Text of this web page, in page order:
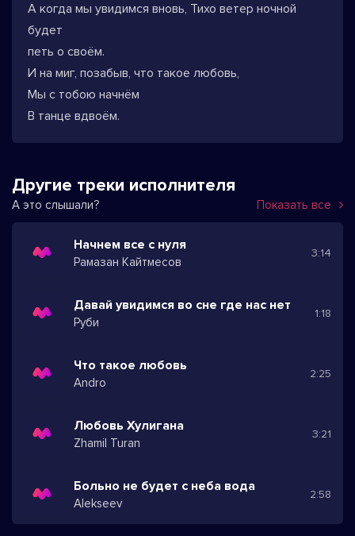
А когда мы увидимся вновь, Тихо ветер ночной
будет
петь о своём.
И на миг, позабыв, что такое любовь,
Мы с тобою начнём
В танце вдвоём.
Другие треки исполнителя
А это слышали? Показать все
Начнем все с нуля
Рамазан Кайтмесов
3:14
Давай увидимся во сне где нас нет
Руби
1:18
Что такое любовь
Andro
2:25
Любовь Хулигана
Zhamil Turan
3:21
Больно не будет с неба вода
Alekseev
2:58